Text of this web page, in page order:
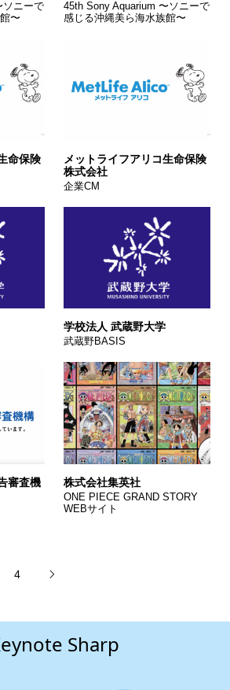
ソニーで
〜
45th Sony Aquarium 〜ソニーで
感じる沖縄美ら海水族館〜
命保険
メットライフアリコ生命保険
株式会社
企業CM
学校法人 武蔵野大学
武蔵野BASIS
審査機
株式会社集英社
ONE PIECE GRAND STORY
WEBサイト
4 
Sharp